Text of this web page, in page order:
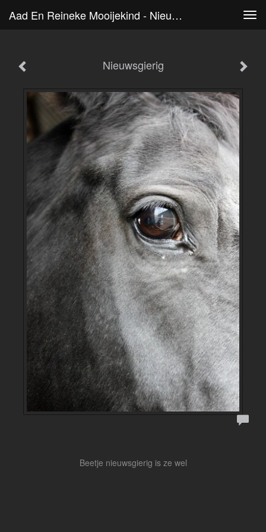
Aad En Reineke Mooijekind - Nieuwsgierig
Nieuwsgierig
Beetje nieuwsgierig is ze wel